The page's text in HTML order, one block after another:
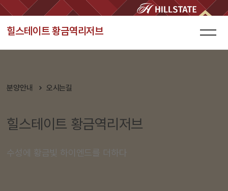
힐스테이트 황금역리저브
분양안내 오시는길
힐스테이트 황금역리저브
수성에 황금빛 하이엔드를 더하다